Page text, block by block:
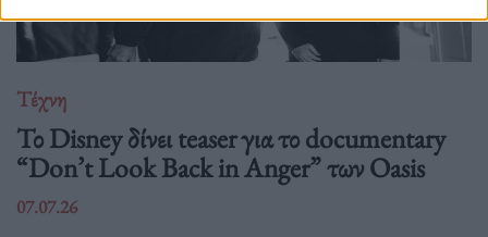
Τέχνη
Το Disney δίνει teaser για το documentary
“Don’t Look Back in Anger” των Oasis
07.07.26